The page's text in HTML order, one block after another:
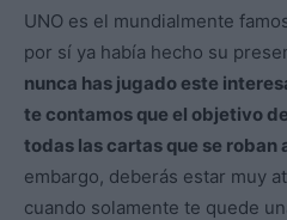
UNO es el mundialmente
por sí ya había hecho su
nunca has jugado este
te contamos que el objetivo
todas las cartas que se roban
embargo, deberás estar muy
cuando solamente te quede